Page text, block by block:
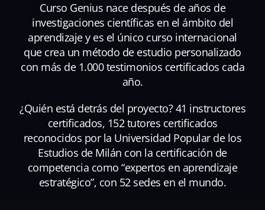
Curso Genius nace después de años de
investigaciones científicas en el ámbito del
aprendizaje y es el único curso internacional
que crea un método de estudio personalizado
con más de 1.000 testimonios certificados cada
año.
¿Quién está detrás del proyecto? 41 instructores
certificados, 152 tutores certificados
reconocidos por la Universidad Popular de los
Estudios de Milán con la certificación de
competencia como “expertos en aprendizaje
estratégico”, con 52 sedes en el mundo.